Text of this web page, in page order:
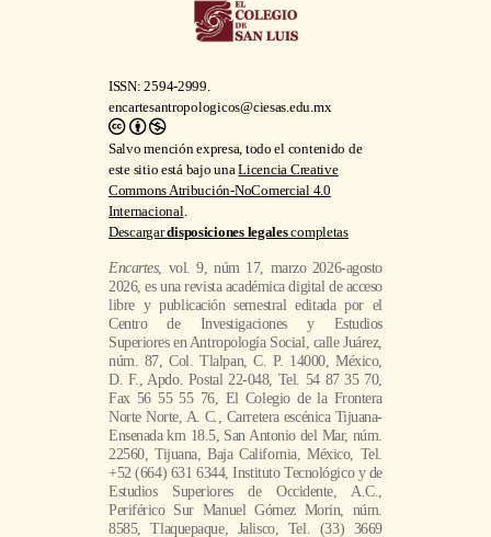
ISSN: 2594-2999.
encartesantropologicos@ciesas.edu.mx
Salvo mención expresa, todo el contenido de
este sitio está bajo unaLicencia Creative
Commons Atribución-NoComercial 4.0
Internacional.
Descargardisposiciones legalescompletas
Encartes, vol. 9, núm 17, marzo 2026-agosto
2026, es una revista académica digital de acceso
libre y publicación semestral editada por el
Centro de Investigaciones y Estudios
Superiores en Antropología Social, calle Juárez,
núm. 87, Col. Tlalpan, C. P. 14000, México,
D. F., Apdo. Postal 22-048, Tel. 54 87 35 70,
Fax 56 55 55 76, El Colegio de la Frontera
Norte Norte, A. C., Carretera escénica Tijuana-
Ensenada km 18.5, San Antonio del Mar, núm.
22560, Tijuana, Baja California, México, Tel.
+52 (664) 631 6344, Instituto Tecnológico y de
Estudios Superiores de Occidente, A.C.,
Periférico Sur Manuel Gómez Morin, núm.
8585, Tlaquepaque, Jalisco, Tel. (33) 3669